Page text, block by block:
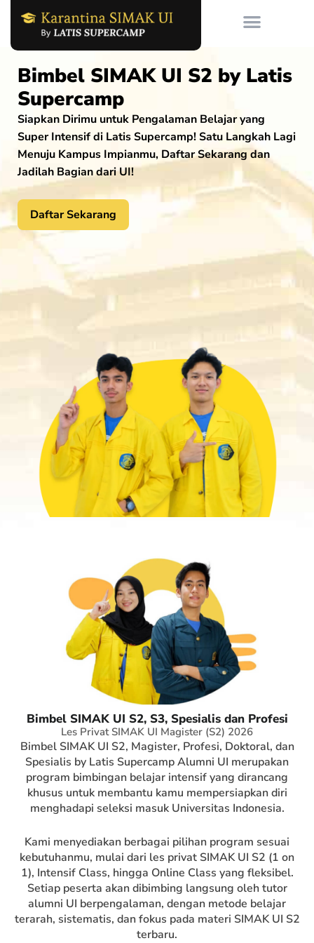
Bimbel SIMAK UI S2 by Latis
Supercamp
Siapkan Dirimu untuk Pengalaman Belajar yang
Super Intensif di Latis Supercamp! Satu Langkah Lagi
Menuju Kampus Impianmu, Daftar Sekarang dan
Jadilah Bagian dari UI!
Daftar Sekarang
Bimbel SIMAK UI S2, S3, Spesialis dan Profesi
Les Privat SIMAK UI Magister (S2) 2026
Bimbel SIMAK UI S2, Magister, Profesi, Doktoral, dan
Spesialis by Latis Supercamp Alumni UI merupakan
program bimbingan belajar intensif yang dirancang
khusus untuk membantu kamu mempersiapkan diri
menghadapi seleksi masuk Universitas Indonesia.
Kami menyediakan berbagai pilihan program sesuai
kebutuhanmu, mulai dari les privat SIMAK UI S2 (1 on
1), Intensif Class, hingga Online Class yang fleksibel.
Setiap peserta akan dibimbing langsung oleh tutor
alumni UI berpengalaman, dengan metode belajar
terarah, sistematis, dan fokus pada materi SIMAK UI S2
terbaru.